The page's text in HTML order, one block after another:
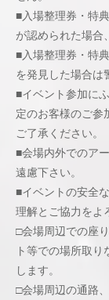
■入場整理券・特
が認められた場合
■入場整理券・特
を発見した場合は
■イベント参加に
定のお客様のご参
ご了承ください。
■会場内外でのア
遠慮下さい。
■イベントの安全
理解とご協力をよ
□会場周辺での座
ト等での場所取
します。
□会場周辺の通路